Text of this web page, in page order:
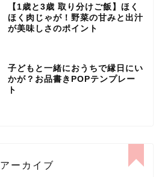
【1歳と3歳 取り分けご飯】ほく
ほく肉じゃが！野菜の甘みと出汁
が美味しさのポイント
子どもと一緒におうちで縁日にい
かが？お品書きPOPテンプレー
ト
アーカイブ